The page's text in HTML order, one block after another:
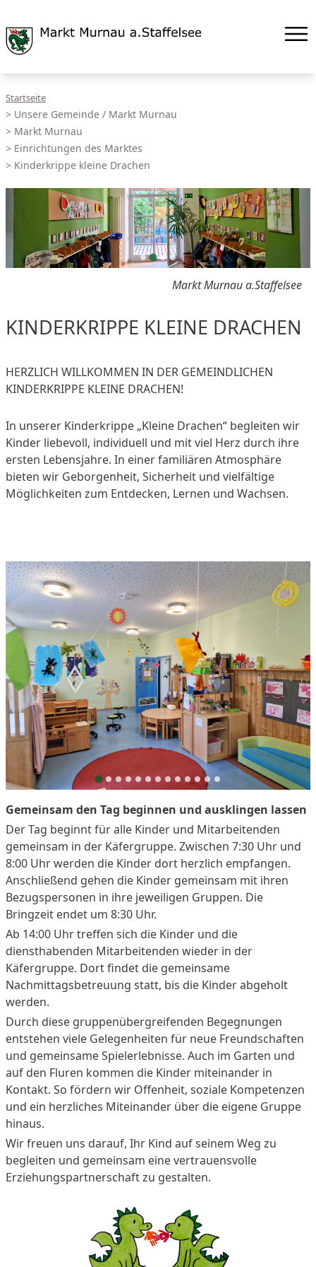
Startseite
> Unsere Gemeinde / Markt Murnau
> Markt Murnau
> Einrichtungen des Marktes
> Kinderkrippe kleine Drachen
Markt Murnau a.Staffelsee
KINDERKRIPPE KLEINE DRACHEN
HERZLICH WILLKOMMEN IN DER GEMEINDLICHEN
KINDERKRIPPE KLEINE DRACHEN!
In unserer Kinderkrippe „Kleine Drachen“ begleiten wir
Kinder liebevoll, individuell und mit viel Herz durch ihre
ersten Lebensjahre. In einer familiären Atmosphäre
bieten wir Geborgenheit, Sicherheit und vielfältige
Möglichkeiten zum Entdecken, Lernen und Wachsen.
Gemeinsam den Tag beginnen und ausklingen lassen
Der Tag beginnt für alle Kinder und Mitarbeitenden
gemeinsam in der Käfergruppe. Zwischen 7:30 Uhr und
8:00 Uhr werden die Kinder dort herzlich empfangen.
Anschließend gehen die Kinder gemeinsam mit ihren
Bezugspersonen in ihre jeweiligen Gruppen. Die
Bringzeit endet um 8:30 Uhr.
Ab 14:00 Uhr treffen sich die Kinder und die
diensthabenden Mitarbeitenden wieder in der
Käfergruppe. Dort findet die gemeinsame
Nachmittagsbetreuung statt, bis die Kinder abgeholt
werden.
Durch diese gruppenübergreifenden Begegnungen
entstehen viele Gelegenheiten für neue Freundschaften
und gemeinsame Spielerlebnisse. Auch im Garten und
auf den Fluren kommen die Kinder miteinander in
Kontakt. So fördern wir Offenheit, soziale Kompetenzen
und ein herzliches Miteinander über die eigene Gruppe
hinaus.
Wir freuen uns darauf, Ihr Kind auf seinem Weg zu
begleiten und gemeinsam eine vertrauensvolle
Erziehungspartnerschaft zu gestalten.